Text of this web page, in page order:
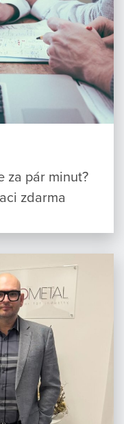
za pár minut?
zdarma